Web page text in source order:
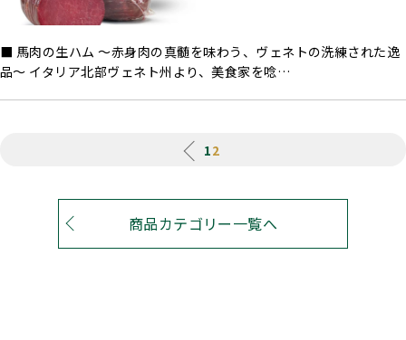
■ 馬肉の生ハム ～赤身肉の真髄を味わう、ヴェネトの洗練された逸
品～ イタリア北部ヴェネト州より、美食家を唸…
12
商品カテゴリー一覧へ